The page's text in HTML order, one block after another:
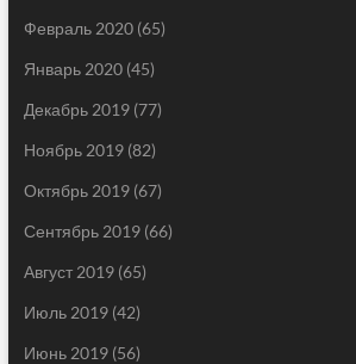
Февраль 2020(65)
Январь 2020(45)
Декабрь 2019(77)
Ноябрь 2019(82)
Октябрь 2019(67)
Сентябрь 2019(66)
Август 2019(65)
Июль 2019(42)
Июнь 2019(56)